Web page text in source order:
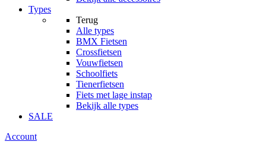
Types
Terug
Alle types
BMX Fietsen
Crossfietsen
Vouwfietsen
Schoolfiets
Tienerfietsen
Fiets met lage instap
Bekijk alle types
SALE
Account